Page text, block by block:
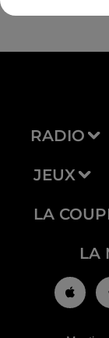
RADIO
JEUX
LA
LA